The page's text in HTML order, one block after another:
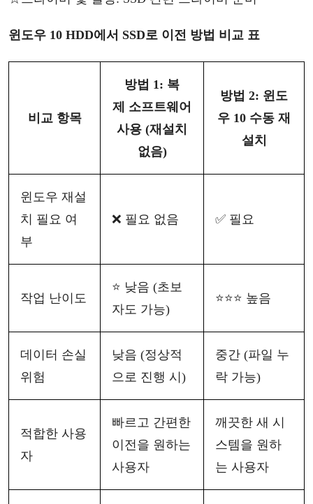
윈도우 10 HDD에서 SSD로 이전 방법 비교 표
비교 항목
방법 1: 복
제 소프트웨어
사용 (재설치
없음)
방법 2: 윈도
우 10 수동 재
설치
윈도우 재설
치 필요 여
부
❌ 필요 없음 ✅ 필요
작업 난이도
⭐ 낮음 (초보
자도 가능)
⭐⭐⭐ 높음
데이터 손실
위험
낮음 (정상적
으로 진행 시)
중간 (파일 누
락 가능)
적합한 사용
자
빠르고 간편한
이전을 원하는
사용자
깨끗한 새 시
스템을 원하
는 사용자